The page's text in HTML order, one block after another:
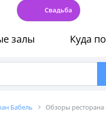
Свадьба
залы Куда
Бабель Обзоры ресторана